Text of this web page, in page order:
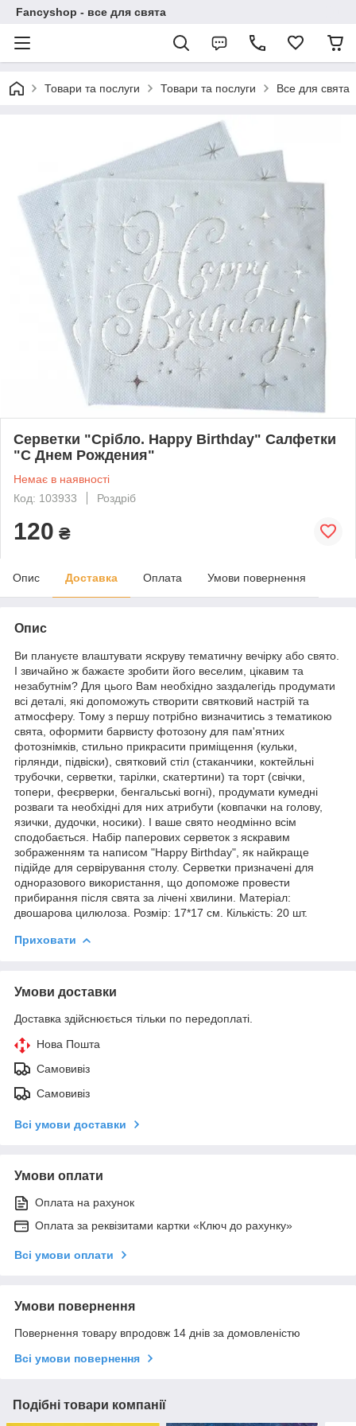
Fancyshop - все для свята
Товари та послуги Товари та послуги Все для свята
Серветки "Срібло. Happy Birthday" Салфетки
"С Днем Рождения"
Немає в наявності
Код: 103933
Роздріб
120 ₴
Опис Доставка Оплата Умови повернення
Опис
Ви плануєте влаштувати яскруву тематичну вечірку або свято.
І звичайно ж бажаєте зробити його веселим, цікавим та
незабутнім? Для цього Вам необхідно заздалегідь продумати
всі деталі, які допоможуть створити святковий настрій та
атмосферу. Тому з першу потрібно визначитись з тематикою
свята, оформити барвисту фотозону для пам'ятних
фотознімків, стильно прикрасити приміщення (кульки,
гірлянди, підвіски), святковий стіл (стаканчики, коктейльні
трубочки, серветки, тарілки, скатертини) та торт (свічки,
топери, феєрверки, бенгальські вогні), продумати кумедні
розваги та необхідні для них атрибути (ковпачки на голову,
язички, дудочки, носики). І ваше свято неодмінно всім
сподобається. Набір паперових серветок з яскравим
зображенням та написом "Happy Birthday", як найкраще
підійде для сервірування столу. Серветки призначені для
одноразового використання, що допоможе провести
прибирання після свята за лічені хвилини. Матеріал:
двошарова цилюлоза. Розмір: 17*17 см. Кількість: 20 шт.
Приховати
Умови доставки
Доставка здійснюється тільки по передоплаті.
Нова Пошта
Самовивіз
Самовивіз
Всі умови доставки
Умови оплати
Оплата на рахунок
Оплата за реквізитами картки «Ключ до рахунку»
Всі умови оплати
Умови повернення
Повернення товару впродовж 14 днів за домовленістю
Всі умови повернення
Подібні товари компанії